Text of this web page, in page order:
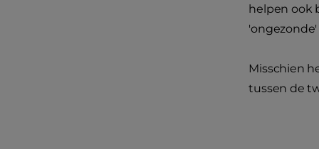
helpen ook
Misschien
tussen de